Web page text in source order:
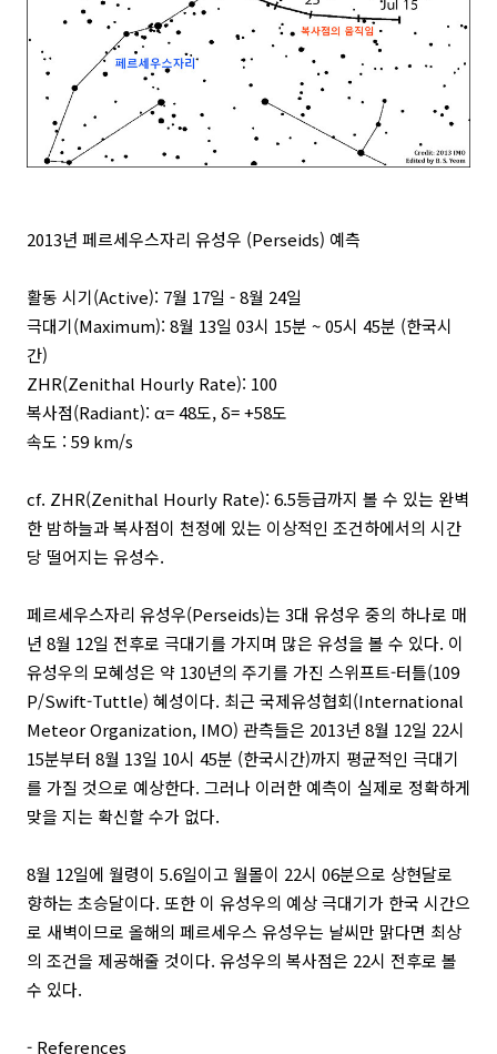
2013년 페르세우스자리 유성우 (Perseids) 예측
활동 시기(Active): 7월 17일 - 8월 24일
극대기(Maximum): 8월 13일 03시 15분 ~ 05시 45분 (한국시
간)
ZHR(Zenithal Hourly Rate): 100
복사점(Radiant): α= 48도, δ= +58도
속도 : 59 km/s
cf. ZHR(Zenithal Hourly Rate): 6.5등급까지 볼 수 있는 완벽
한 밤하늘과 복사점이 천정에 있는 이상적인 조건하에서의 시간
당 떨어지는 유성수.
페르세우스자리 유성우(Perseids)는 3대 유성우 중의 하나로 매
년 8월 12일 전후로 극대기를 가지며 많은 유성을 볼 수 있다. 이
유성우의 모혜성은 약 130년의 주기를 가진 스위프트-터틀(109
P/Swift-Tuttle) 혜성이다. 최근 국제유성협회(International
Meteor Organization, IMO) 관측들은 2013년 8월 12일 22시
15분부터 8월 13일 10시 45분 (한국시간)까지 평균적인 극대기
를 가질 것으로 예상한다. 그러나 이러한 예측이 실제로 정확하게
맞을 지는 확신할 수가 없다.
8월 12일에 월령이 5.6일이고 월몰이 22시 06분으로 상현달로
향하는 초승달이다. 또한 이 유성우의 예상 극대기가 한국 시간으
로 새벽이므로 올해의 페르세우스 유성우는 날씨만 맑다면 최상
의 조건을 제공해줄 것이다. 유성우의 복사점은 22시 전후로 볼
수 있다.
- References